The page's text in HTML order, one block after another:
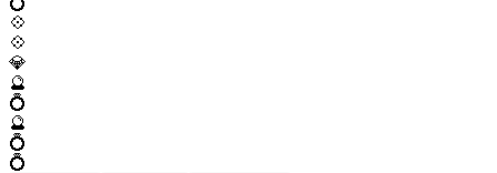
💠
💠
💎
🔮
💍
🔮
💍
💍